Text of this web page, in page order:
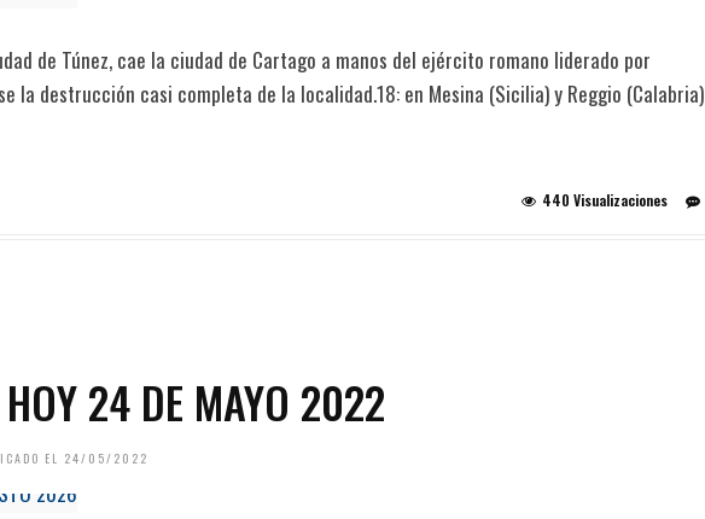
de Túnez, cae la ciudad de Cartago a manos del ejército romano liderado por
la destrucción casi completa de la localidad.18: en Mesina (Sicilia) y Reggio (Calabria)
440 Visualizaciones
24 DE MAYO 2022
EL 24/05/2022